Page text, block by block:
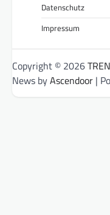
Datenschutz
Impressum
Copyright © 2026
News byAscendoor |